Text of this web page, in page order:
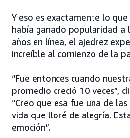
Y eso es exactamente lo que
había ganado popularidad a
años en línea, el ajedrez
increíble al comienzo de la
“Fue entonces cuando
promedio creció 10 veces”,
“Creo que esa fue una de
vida que lloré de alegría.
emoción”.